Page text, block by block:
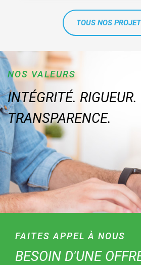
TOUS NOS
NOS VALEURS
INTÉGRITÉ. RIGUEUR.
TRANSPARENCE.
FAITES APPEL À NOUS
BESOIN D'UNE